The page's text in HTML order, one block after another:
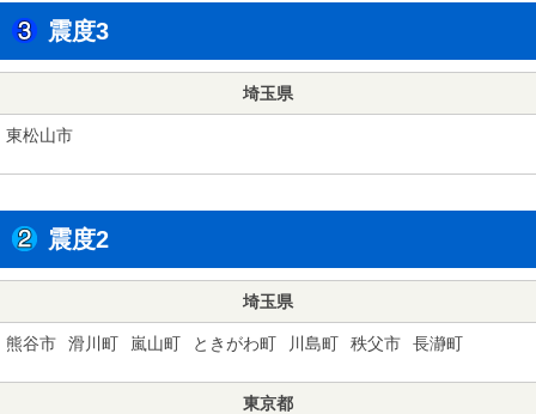
震度3
埼玉県
東松山市
震度2
埼玉県
熊谷市 滑川町 嵐山町 ときがわ町 川島町 秩父市 長瀞町
東京都